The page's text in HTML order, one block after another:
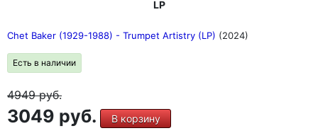
LP
Chet Baker (1929-1988) - Trumpet Artistry (LP) (2024)
Есть в наличии
4949руб.
3049 руб. В корзину